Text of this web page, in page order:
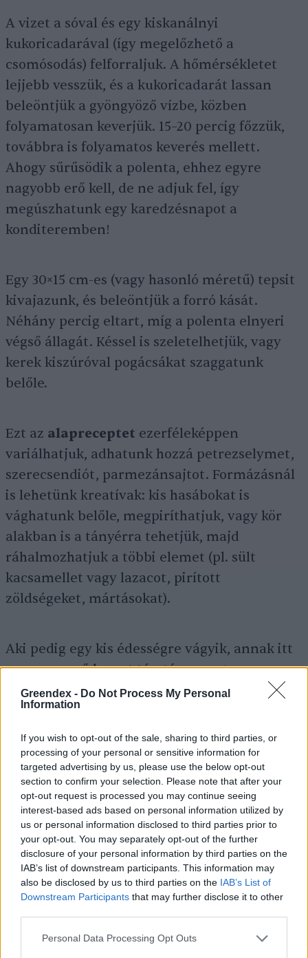
Greendex - Do Not Process My Personal
Information
If you wish to opt-out of the sale, sharing to third parties, or
processing of your personal or sensitive information for
targeted advertising by us, please use the below opt-out
section to confirm your selection. Please note that after your
opt-out request is processed you may continue seeing
interest-based ads based on personal information utilized by
us or personal information disclosed to third parties prior to
your opt-out. You may separately opt-out of the further
disclosure of your personal information by third parties on the
IAB’s list of downstream participants. This information may
also be disclosed by us to third parties on the IAB’s List of
Downstream Participants that may further disclose it to other
Personal Data Processing Opt Outs
A vizet a sóval és egy kiskanálnyi
kukoricadarával (így megelőzhető a
csomósodás) felforraljuk. A hőmérsékletet
lejjebb vesszük, és a kukoricadarát lassan
beleöntjük a gyöngyöző vízbe, közben
folyamatosan keverjük. 15–20 percig főzzük,
továbbra is folyamatos keverés mellett.
Ahogy sűrűsödik a polenta, ehhez egyre
nagyobb erő kell, de ne adjuk fel, így
megúszhatunk egy karedzésnapot a
konditeremben!
Egy 30×15 cm-es (vagy hasonló méretű) tepsit
kivajazunk, és beleöntjük a forró kását.
Néhány percig eltart, míg a polenta elnyeri
végső állagát. Késsel is szeletelhetjük, vagy
kerek kiszúróval pogácsákat szaggatunk
belőle.
Ezt az alapreceptet ezerféleképpen
variálhatjuk, adhatunk hozzá petrezselymet,
szerecsendiót, parmezánsajtot. Formázásnál
is lehetünk kreatívak: kis hasábokat is
vághatunk belőle, megpiríthatjuk, vagy kör
alakban is a tányérra tehetjük, majd
ráhalmozhatjuk a többi elemet (pl. sült
kacsamellet vagy lazacot, pirított
zöldségeket, mártásokat).
Aki pedig egy kis édességre vágyik, annak itt
egy egyszerű kevert tésztásrecept:
Hozzávalók:
480 g kefir (vagy aludttej)
100 ml napraforgó olaj
3 db tojás
9 evőkanál finomliszt
1 csomag sütőpor